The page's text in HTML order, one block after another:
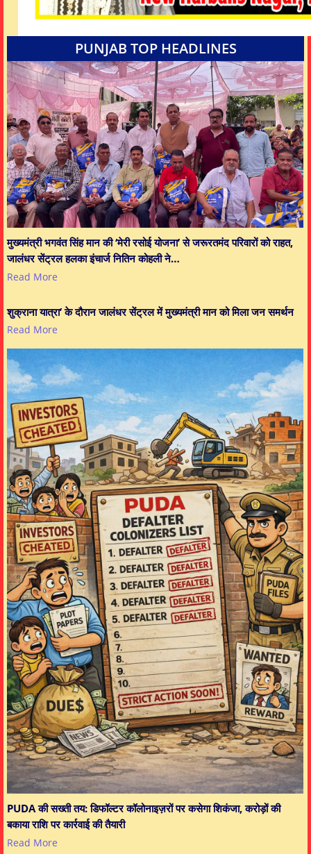
PUNJAB TOP HEADLINES
मुख्यमंत्री भगवंत सिंह मान की ‘मेरी रसोई योजना’ से जरूरतमंद परिवारों को राहत,
जालंधर सेंट्रल हलका इंचार्ज नितिन कोहली ने…
Read More
शुक्राना यात्रा’ के दौरान जालंधर सेंट्रल में मुख्यमंत्री मान को मिला जन समर्थन
Read More
PUDA की सख्ती तय: डिफॉल्टर कॉलोनाइज़रों पर कसेगा शिकंजा, करोड़ों की
बकाया राशि पर कार्रवाई की तैयारी
Read More